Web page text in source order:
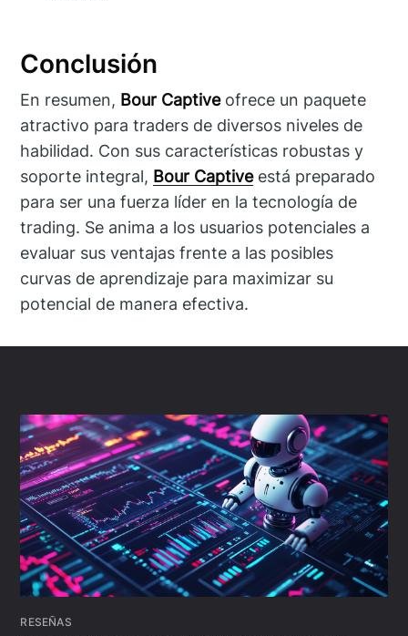
Conclusión
En resumen, Bour Captiveofrece un paquete
atractivo para traders de diversos niveles de
habilidad. Con sus características robustas y
soporte integral, Bour Captiveestá preparado
para ser una fuerza líder en la tecnología de
trading. Se anima a los usuarios potenciales a
evaluar sus ventajas frente a las posibles
curvas de aprendizaje para maximizar su
potencial de manera efectiva.
RESEÑAS